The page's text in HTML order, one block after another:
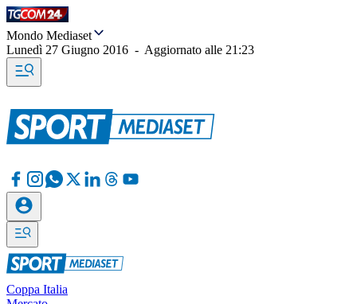
Mondo Mediaset
Lunedì 27 Giugno 2016 - Aggiornato alle 21:23
Coppa Italia